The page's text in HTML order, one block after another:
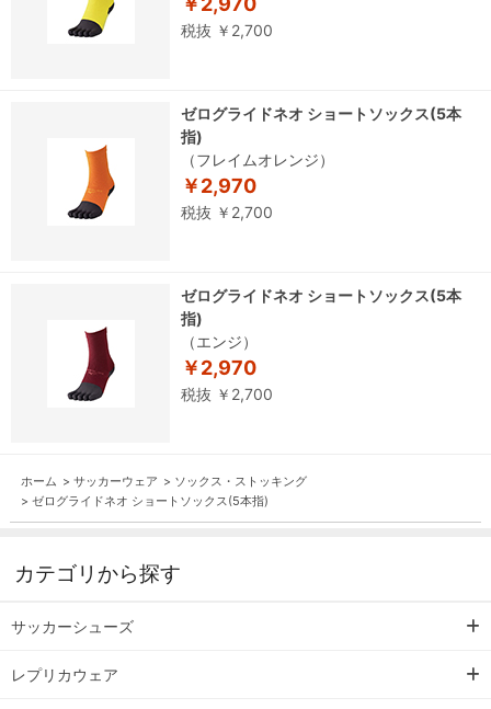
税抜 ￥2,700
ゼログライドネオ ショートソックス(5本
指)
（フレイムオレンジ）
￥2,970
税抜 ￥2,700
ゼログライドネオ ショートソックス(5本
指)
（エンジ）
￥2,970
税抜 ￥2,700
ホーム > サッカーウェア > ソックス・ストッキング
> ゼログライドネオ ショートソックス(5本指)
カテゴリから探す
サッカーシューズ
レプリカウェア